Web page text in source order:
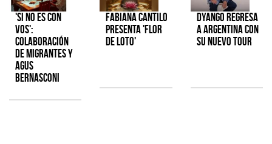
'Si No Es Con
Vos':
colaboración
de Migrantes y
Agus
Bernasconi
Fabiana Cantilo
presenta 'Flor
de Loto'
Dyango regresa
a Argentina con
su nuevo tour